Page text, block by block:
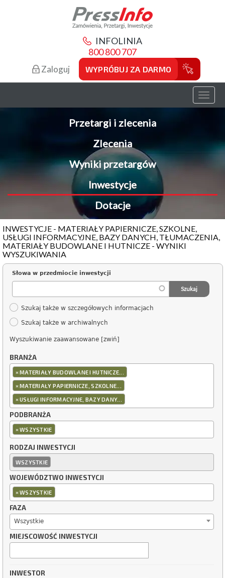
INFOLINIA
800 800 707
Zaloguj WYPRÓBUJ ZA DARMO
Toggle
Przetargi i zlecenia
Zlecenia
Wyniki przetargów
Inwestycje
Dotacje
INWESTYCJE - MATERIAŁY PAPIERNICZE, SZKOLNE,
USŁUGI INFORMACYJNE, BAZY DANYCH, TŁUMACZENIA,
MATERIAŁY BUDOWLANE I HUTNICZE - WYNIKI
WYSZUKIWANIA
Słowa w przedmiocie inwestycji
Szukaj także w szczegółowych informacjach
Szukaj także w archiwalnych
Wyszukiwanie zaawansowane [zwiń]
BRANŻA
×MATERIAŁY BUDOWLANE I HUTNICZE...
×MATERIAŁY PAPIERNICZE, SZKOLNE...
×USŁUGI INFORMACYJNE, BAZY DANY...
PODBRANŻA
×WSZYSTKIE
RODZAJ INWESTYCJI
WSZYSTKIE
WOJEWÓDZTWO INWESTYCJI
×WSZYSTKIE
FAZA
Wszystkie
MIEJSCOWOŚĆ INWESTYCJI
INWESTOR